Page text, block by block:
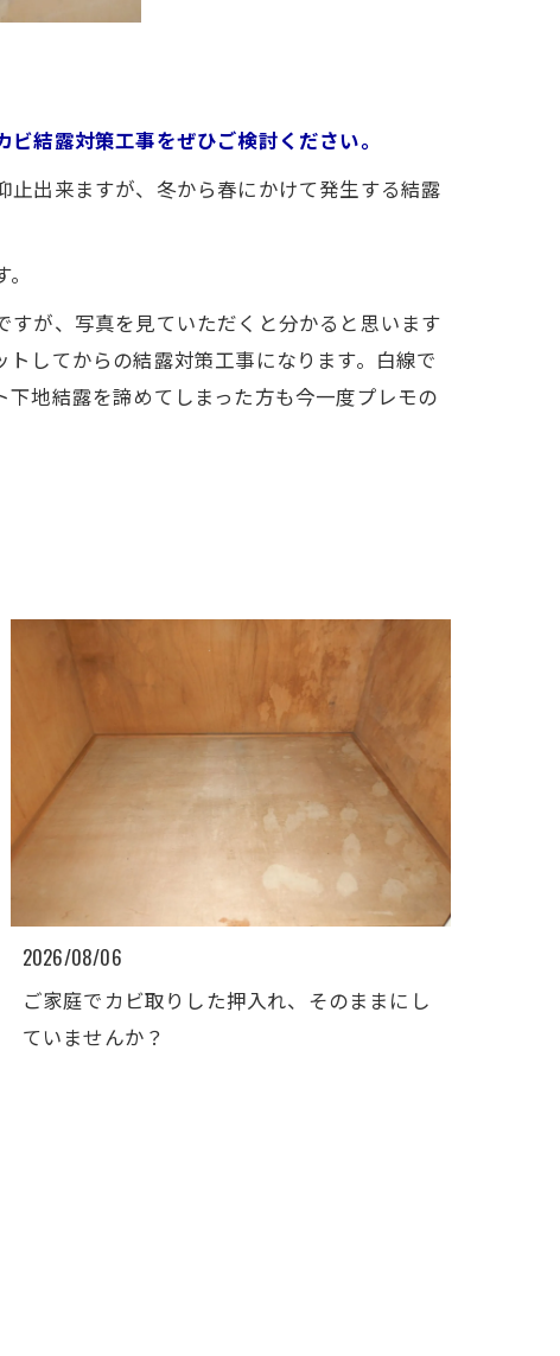
結露対策工事をぜひご検討ください。
出来ますが、冬から春にかけて発生する結露
が、写真を見ていただくと分かると思います
してからの結露対策工事になります。白線で
地結露を諦めてしまった方も今一度プレモの
2026/08/06
ご家庭でカビ取りした押入れ、そのままにし
ていませんか？